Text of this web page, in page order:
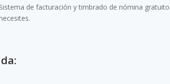
Sistema de facturación y timbrado de nómina